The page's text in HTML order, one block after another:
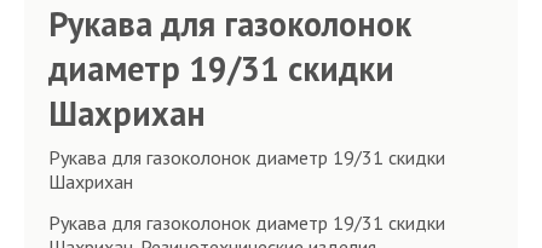
Рукава для газоколонок
диаметр 19/31 скидки
Шахрихан
Рукава для газоколонок диаметр 19/31 скидки
Шахрихан
Рукава для газоколонок диаметр 19/31 скидки